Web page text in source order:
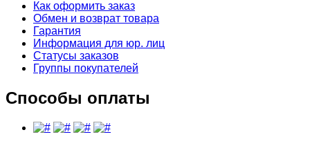
Как оформить заказ
Обмен и возврат товара
Гарантия
Информация для юр. лиц
Статусы заказов
Группы покупателей
Способы оплаты